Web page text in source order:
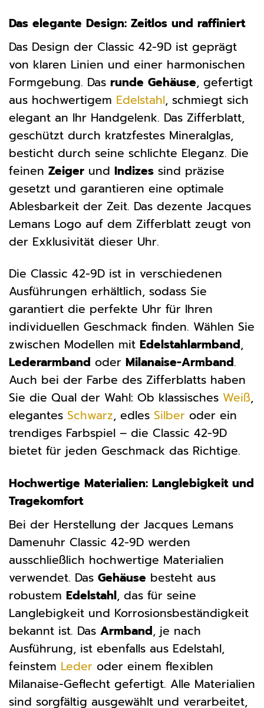
Das elegante Design: Zeitlos und raffiniert
Das Design der Classic 42-9D ist geprägt
von klaren Linien und einer harmonischen
Formgebung. Das runde Gehäuse, gefertigt
aus hochwertigem Edelstahl, schmiegt sich
elegant an Ihr Handgelenk. Das Zifferblatt,
geschützt durch kratzfestes Mineralglas,
besticht durch seine schlichte Eleganz. Die
feinen Zeiger und Indizes sind präzise
gesetzt und garantieren eine optimale
Ablesbarkeit der Zeit. Das dezente Jacques
Lemans Logo auf dem Zifferblatt zeugt von
der Exklusivität dieser Uhr.
Die Classic 42-9D ist in verschiedenen
Ausführungen erhältlich, sodass Sie
garantiert die perfekte Uhr für Ihren
individuellen Geschmack finden. Wählen Sie
zwischen Modellen mit Edelstahlarmband,
Lederarmband oder Milanaise-Armband.
Auch bei der Farbe des Zifferblatts haben
Sie die Qual der Wahl: Ob klassisches Weiß,
elegantes Schwarz, edles Silber oder ein
trendiges Farbspiel – die Classic 42-9D
bietet für jeden Geschmack das Richtige.
Hochwertige Materialien: Langlebigkeit und
Tragekomfort
Bei der Herstellung der Jacques Lemans
Damenuhr Classic 42-9D werden
ausschließlich hochwertige Materialien
verwendet. Das Gehäuse besteht aus
robustem Edelstahl, das für seine
Langlebigkeit und Korrosionsbeständigkeit
bekannt ist. Das Armband, je nach
Ausführung, ist ebenfalls aus Edelstahl,
feinstem Leder oder einem flexiblen
Milanaise-Geflecht gefertigt. Alle Materialien
sind sorgfältig ausgewählt und verarbeitet,